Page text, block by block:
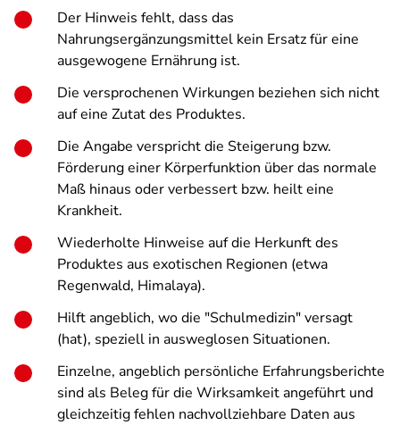
Der Hinweis fehlt, dass das
Nahrungsergänzungsmittel kein Ersatz für eine
ausgewogene Ernährung ist.
Die versprochenen Wirkungen beziehen sich nicht
auf eine Zutat des Produktes.
Die Angabe verspricht die Steigerung bzw.
Förderung einer Körperfunktion über das normale
Maß hinaus oder verbessert bzw. heilt eine
Krankheit.
Wiederholte Hinweise auf die Herkunft des
Produktes aus exotischen Regionen (etwa
Regenwald, Himalaya).
Hilft angeblich, wo die "Schulmedizin" versagt
(hat), speziell in ausweglosen Situationen.
Einzelne, angeblich persönliche Erfahrungsberichte
sind als Beleg für die Wirksamkeit angeführt und
gleichzeitig fehlen nachvollziehbare Daten aus